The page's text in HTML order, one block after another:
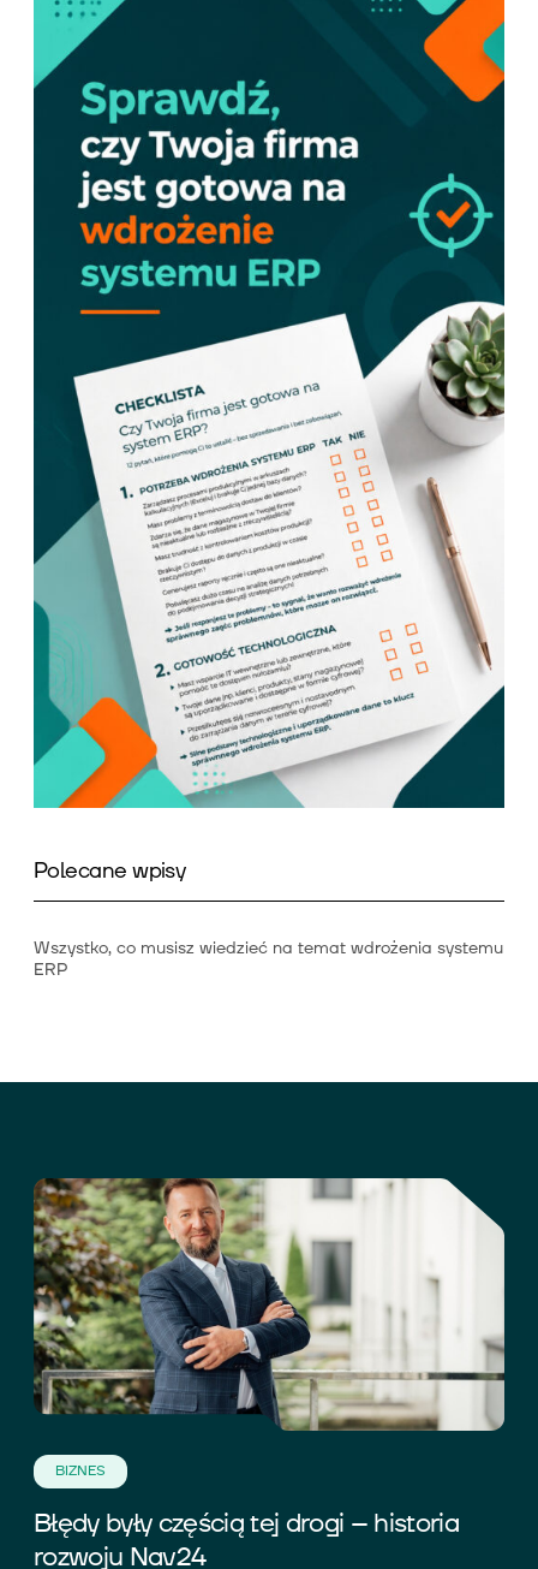
Polecane wpisy
Wszystko, co musisz wiedzieć na temat wdrożenia systemu
ERP
BIZNES
Błędy były częścią tej drogi – historia
rozwoju Nav24